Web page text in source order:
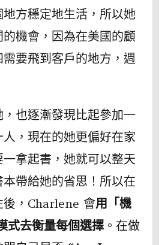
方穩定地生活，所以她
機會，因為在美國的顧
要飛到客戶的地方，週
也逐漸發現比起參加一
，現在的她更偏好在家
拿起書，她就可以整天
帶給她的省思！所以在
後，Charlene 會用「機
式去衡量每個選擇 。在做